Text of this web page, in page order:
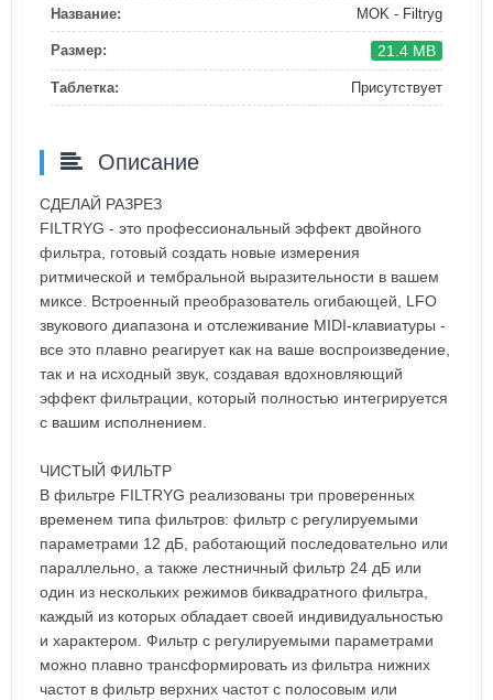
Название: MOK - Filtryg
Размер: 21.4 MB
Таблетка: Присутствует
Описание
СДЕЛАЙ РАЗРЕЗ
FILTRYG - это профессиональный эффект двойного
фильтра, готовый создать новые измерения
ритмической и тембральной выразительности в вашем
миксе. Встроенный преобразователь огибающей, LFO
звукового диапазона и отслеживание MIDI-клавиатуры -
все это плавно реагирует как на ваше воспроизведение,
так и на исходный звук, создавая вдохновляющий
эффект фильтрации, который полностью интегрируется
с вашим исполнением.
ЧИСТЫЙ ФИЛЬТР
В фильтре FILTRYG реализованы три проверенных
временем типа фильтров: фильтр с регулируемыми
параметрами 12 дБ, работающий последовательно или
параллельно, а также лестничный фильтр 24 дБ или
один из нескольких режимов биквадратного фильтра,
каждый из которых обладает своей индивидуальностью
и характером. Фильтр с регулируемыми параметрами
можно плавно трансформировать из фильтра нижних
частот в фильтр верхних частот с полосовым или